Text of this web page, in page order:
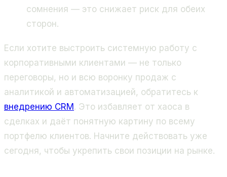
сомнения — это снижает риск для обеих
сторон.
Если хотите выстроить системную работу с
корпоративными клиентами — не только
переговоры, но и всю воронку продаж с
аналитикой и автоматизацией, обратитесь к
внедрению CRM . Это избавляет от хаоса в
сделках и даёт понятную картину по всему
портфелю клиентов. Начните действовать уже
сегодня, чтобы укрепить свои позиции на рынке.